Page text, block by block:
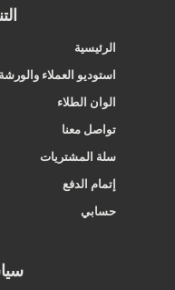
الرئيسية
استوديو العملاء والورشة
الوان الطلاء
تواصل معنا
سلة المشتريات
إتمام الدفع
حسابي